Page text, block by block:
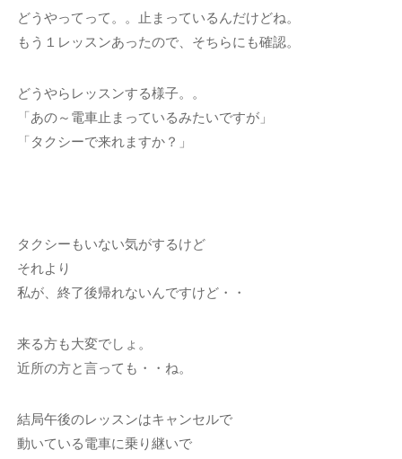
どうやってって。。止まっているんだけどね。
もう１レッスンあったので、そちらにも確認。
どうやらレッスンする様子。。
「あの～電車止まっているみたいですが」
「タクシーで来れますか？」
タクシーもいない気がするけど
それより
私が、終了後帰れないんですけど・・
来る方も大変でしょ。
近所の方と言っても・・ね。
結局午後のレッスンはキャンセルで
動いている電車に乗り継いで